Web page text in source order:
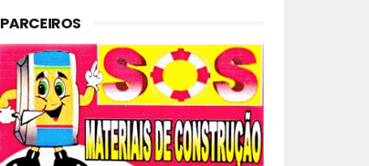
PARCEIROS